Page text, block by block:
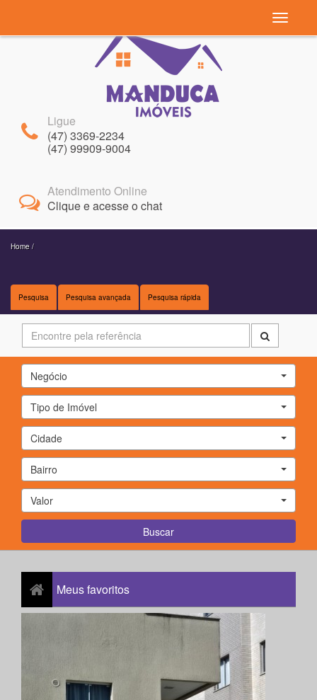
Ligue
(47) 3369-2234
(47) 99909-9004
Atendimento Online
Clique e acesse o chat
Home /
Pesquisa Pesquisa avançada Pesquisa rápida
Negócio
Tipo de Imóvel
Cidade
Bairro
Valor
Buscar
Meusfavoritos